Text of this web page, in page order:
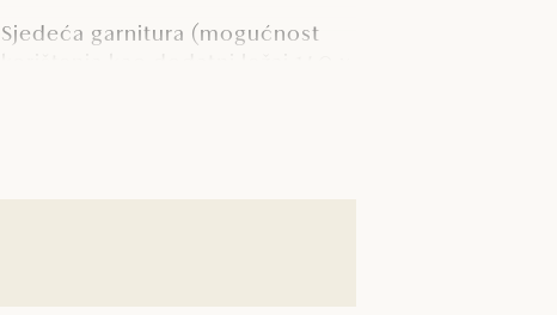
Sjedeća garnitura (mogućnost